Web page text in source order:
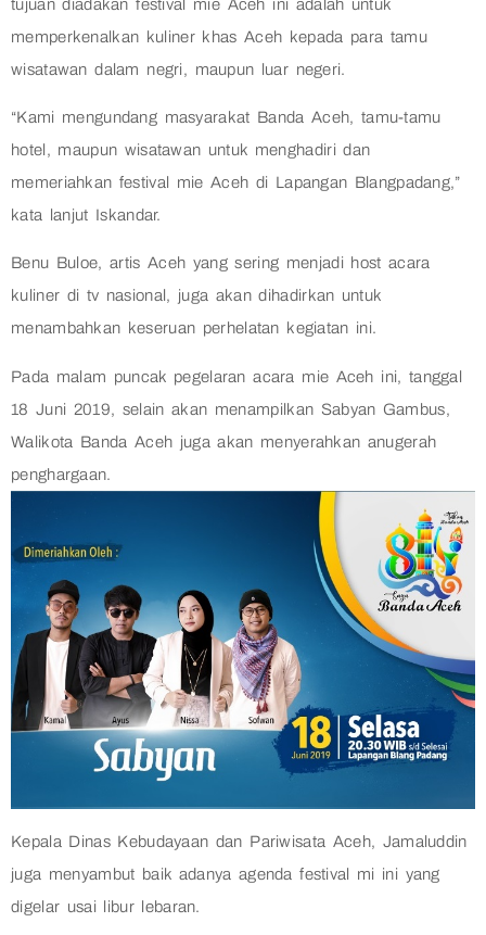
tujuan diadakan festival mie Aceh ini adalah untuk
memperkenalkan kuliner khas Aceh kepada para tamu
wisatawan dalam negri, maupun luar negeri.
“Kami mengundang masyarakat Banda Aceh, tamu-tamu
hotel, maupun wisatawan untuk menghadiri dan
memeriahkan festival mie Aceh di Lapangan Blangpadang,”
kata lanjut Iskandar.
Benu Buloe, artis Aceh yang sering menjadi host acara
kuliner di tv nasional, juga akan dihadirkan untuk
menambahkan keseruan perhelatan kegiatan ini.
Pada malam puncak pegelaran acara mie Aceh ini, tanggal
18 Juni 2019, selain akan menampilkan Sabyan Gambus,
Walikota Banda Aceh juga akan menyerahkan anugerah
penghargaan.
Kepala Dinas Kebudayaan dan Pariwisata Aceh, Jamaluddin
juga menyambut baik adanya agenda festival mi ini yang
digelar usai libur lebaran.